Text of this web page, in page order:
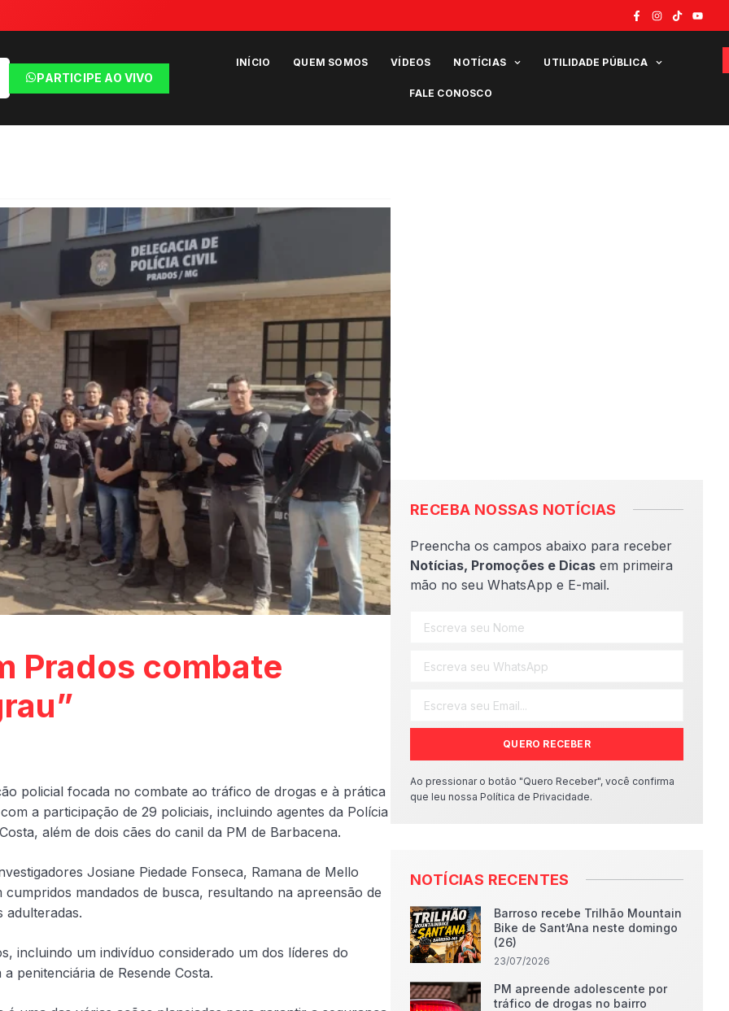
PARTICIPE AO VIVO
INÍCIO QUEM SOMOS VÍDEOS NOTÍCIAS UTILIDADE PÚBLICA
FALE CONOSCO
Prados combate
policial focada no combate ao tráfico de drogas e à prática
a participação de 29 policiais, incluindo agentes da Polícia
além de dois cães do canil da PM de Barbacena.
Josiane Piedade Fonseca, Ramana de Mello
mandados de busca, resultando na apreensão de
adulteradas.
incluindo um indivíduo considerado um dos líderes do
penitenciária de Resende Costa.
RECEBA NOSSAS NOTÍCIAS
Preencha os campos abaixo para receber
Notícias, Promoções e Dicas em primeira
mão no seu WhatsApp e E-mail.
QUERO RECEBER
Ao pressionar o botão "Quero Receber", você confirma
que leu nossa Política de Privacidade.
NOTÍCIAS RECENTES
Barroso recebe Trilhão Mountain
Bike de Sant’Ana neste domingo
(26)
23/07/2026
PM apreende adolescente por
tráfico de drogas no bairro